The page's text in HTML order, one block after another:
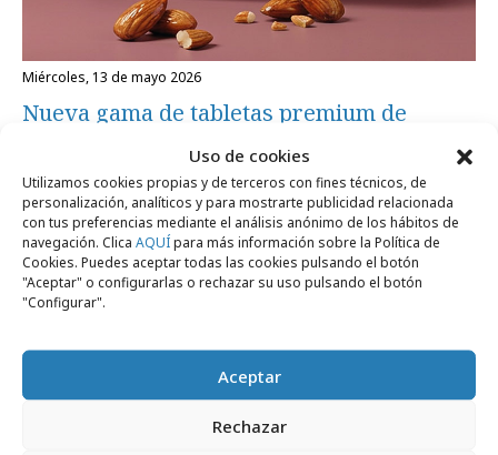
Uso de cookies
Utilizamos cookies propias y de terceros con fines técnicos, de
personalización, analíticos y para mostrarte publicidad relacionada
con tus preferencias mediante el análisis anónimo de los hábitos de
navegación. Clica AQUÍpara más información sobre la Política de
Cookies. Puedes aceptar todas las cookies pulsando el botón
"Aceptar" o configurarlas o rechazar su uso pulsando el botón
"Configurar".
Aceptar
Rechazar
miércoles, 13 de mayo 2026
Nueva gama de tabletas premium de
Chocolates Valor
Campañas